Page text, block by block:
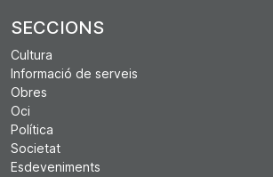
SECCIONS
Cultura
Informació de serveis
Obres
Oci
Política
Societat
Esdeveniments